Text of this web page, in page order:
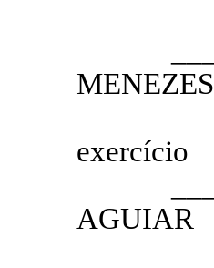
MENEZES
exercício
AGUIAR